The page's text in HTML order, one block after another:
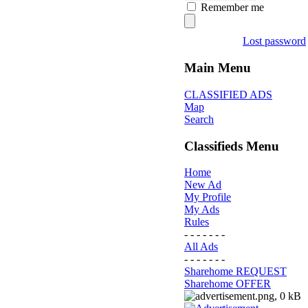
Remember me
Lost password
Main Menu
CLASSIFIED ADS
Map
Search
Classifieds Menu
Home
New Ad
My Profile
My Ads
Rules
- - - - - - -
All Ads
- - - - - - -
Sharehome REQUEST
Sharehome OFFER